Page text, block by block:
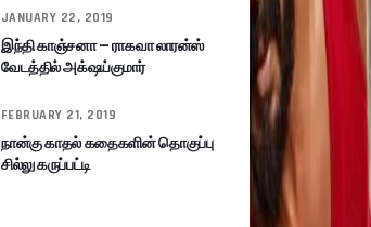
JANUARY 22, 2019
இந்தி காஞ்சனா – ராகவா லாரன்ஸ்
வேடத்தில் அக்‌ஷய்குமார்
FEBRUARY 21, 2019
நான்கு காதல் கதைகளின் தொகுப்பு
சில்லு கருப்பட்டி